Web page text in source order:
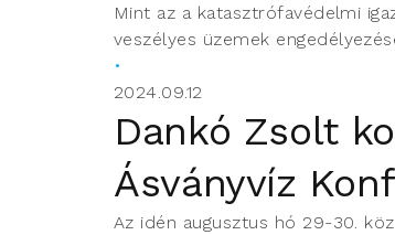
Mint az a katasztrófavédelmi
veszélyes üzemek
2024.09.12
Dankó Zsolt
Ásványvíz
Az idén augusztus hó 29-30.